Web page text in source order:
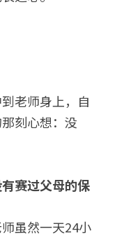
老师身上，自
刻心想：没
赛过父母的保
虽然一天24小